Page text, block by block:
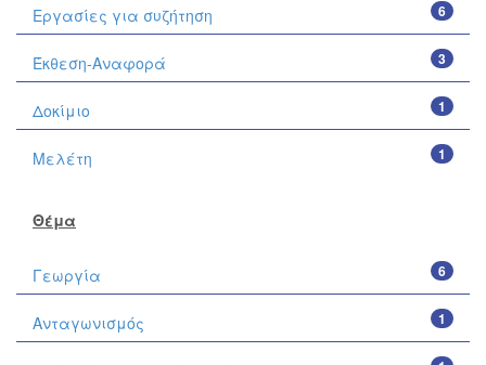
6
Εργασίες για συζήτηση
3
Έκθεση-Αναφορά
1
Δοκίμιο
1
Μελέτη
Θέμα
6
Γεωργία
1
Ανταγωνισμός